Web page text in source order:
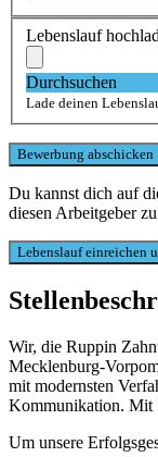
Lebenslauf
Durchsuchen
Lade deinen
Du kannst dich auf
diesen Arbeitgeber
Wir, die Ruppin
Mecklenburg-
mit modernsten
Kommunikation. Mit
Um unsere